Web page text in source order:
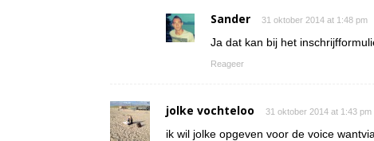
Sander 31 oktober 2014 at 1:48 pm
Ja dat kan bij het
Reageer
jolke vochteloo 31 oktober 2014 at 1:43 pm
ik wil jolke opgeven voor de voice